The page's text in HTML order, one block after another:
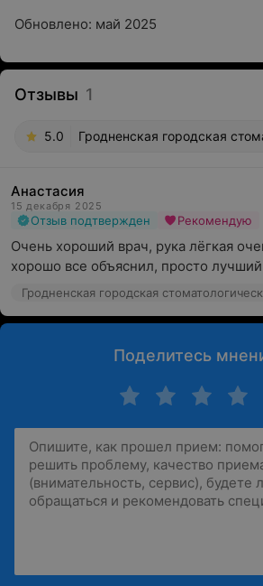
Обновлено: май 2025
Отзывы 1
5.0 Гродненская городская
Анастасия
15 декабря 2025
Отзыв подтвержден Рекомендую
Очень хороший врач, рука лёгкая
хорошо все объяснил, просто
Поделитесь